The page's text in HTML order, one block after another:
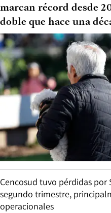
marcan récord desde
doble que hace una
Cencosud tuvo pérdidas
segundo trimestre,
operacionales